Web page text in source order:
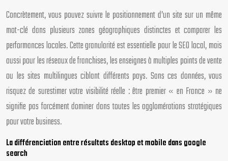
Concrètement, vous pouvez suivre le positionnement d’un site sur un même
mot-clé dans plusieurs zones géographiques distinctes et comparer les
performances locales. Cette granularité est essentielle pour le SEO local, mais
aussi pour les réseaux de franchises, les enseignes à multiples points de vente
ou les sites multilingues ciblant différents pays. Sans ces données, vous
risquez de surestimer votre visibilité réelle : être premier « en France » ne
signifie pas forcément dominer dans toutes les agglomérations stratégiques
pour votre business.
La différenciation entre résultats desktop et mobile dans google
search